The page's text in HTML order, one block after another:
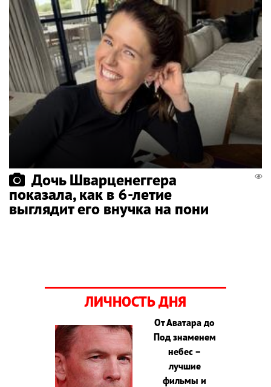
Дочь Шварценеггера
показала, как в 6-летие
выглядит его внучка на пони
ЛИЧНОСТЬ ДНЯ
От Аватара до
Под знаменем
небес –
лучшие
фильмы и